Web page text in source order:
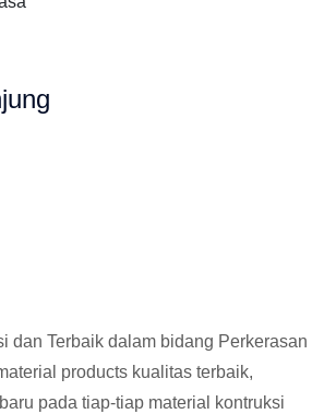
dan Terbaik dalam bidang Perkerasan
products kualitas terbaik,
pada tiap-tiap material kontruksi